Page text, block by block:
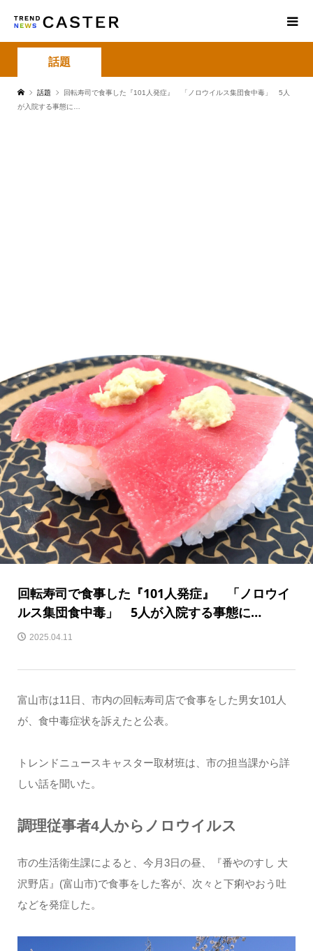
話題
話題
回転寿司で食事した『101人発症』 「ノロウイルス集団食中毒」 5人
が入院する事態に…
回転寿司で食事した『101人発症』 「ノロウイ
ルス集団食中毒」 5人が入院する事態に…
2025.04.11
富山市は11日、市内の回転寿司店で食事をした男女101人
が、食中毒症状を訴えたと公表。
トレンドニュースキャスター取材班は、市の担当課から詳
しい話を聞いた。
調理従事者4人からノロウイルス
市の生活衛生課によると、今月3日の昼、『番やのすし 大
沢野店』(富山市)で食事をした客が、次々と下痢やおう吐
などを発症した。